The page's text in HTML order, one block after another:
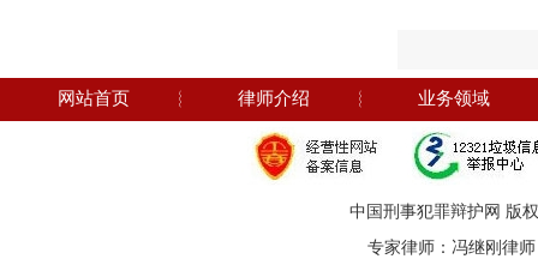
网站首页 ︴ 律师介绍 ︴ 业务领域
中国刑事犯罪辩护网 版
专家律师：冯继刚律